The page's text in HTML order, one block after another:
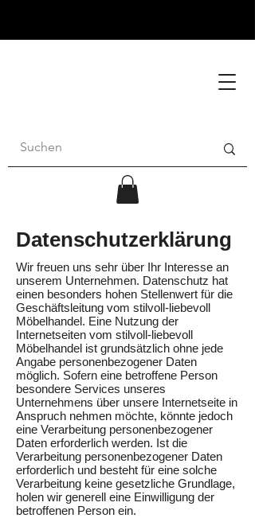
Datenschutzerklärung
Wir freuen uns sehr über Ihr Interesse an
unserem Unternehmen. Datenschutz hat
einen besonders hohen Stellenwert für die
Geschäftsleitung vom stilvoll-liebevoll
Möbelhandel. Eine Nutzung der
Internetseiten vom stilvoll-liebevoll
Möbelhandel ist grundsätzlich ohne jede
Angabe personenbezogener Daten
möglich. Sofern eine betroffene Person
besondere Services unseres
Unternehmens über unsere Internetseite in
Anspruch nehmen möchte, könnte jedoch
eine Verarbeitung personenbezogener
Daten erforderlich werden. Ist die
Verarbeitung personenbezogener Daten
erforderlich und besteht für eine solche
Verarbeitung keine gesetzliche Grundlage,
holen wir generell eine Einwilligung der
betroffenen Person ein.